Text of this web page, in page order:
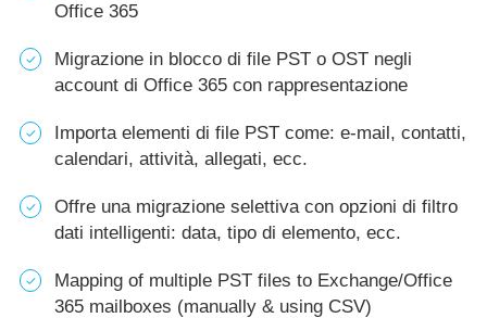
Office 365
Migrazione in blocco di file PST o OST negli
account di Office 365 con rappresentazione
Importa elementi di file PST come: e-mail, contatti,
calendari, attività, allegati, ecc.
Offre una migrazione selettiva con opzioni di filtro
dati intelligenti: data, tipo di elemento, ecc.
Mapping of multiple PST files to Exchange/Office
365 mailboxes (manually & using CSV)